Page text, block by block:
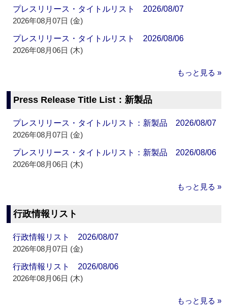
プレスリリース・タイトルリスト 2026/08/07
2026年08月07日 (金)
プレスリリース・タイトルリスト 2026/08/06
2026年08月06日 (木)
もっと見る »
Press Release Title List：新製品
プレスリリース・タイトルリスト：新製品 2026/08/07
2026年08月07日 (金)
プレスリリース・タイトルリスト：新製品 2026/08/06
2026年08月06日 (木)
もっと見る »
行政情報リスト
行政情報リスト 2026/08/07
2026年08月07日 (金)
行政情報リスト 2026/08/06
2026年08月06日 (木)
もっと見る »